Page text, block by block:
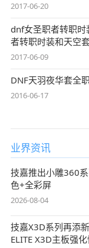
2017-06-20
dnf女圣职者转职时
者转职时装和天空
2017-06-09
DNF天羽夜华套全
2016-06-17
业界资讯
技嘉推出小雕360
色+全彩屏
2026-08-04
技嘉X3D系列再添
ELITE X3D主板强